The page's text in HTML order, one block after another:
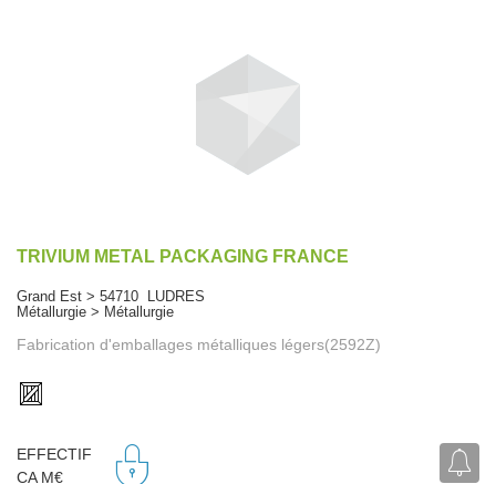
TRIVIUM METAL PACKAGING FRANCE
Grand Est > 54710 LUDRES
Métallurgie > Métallurgie
Fabrication d'emballages métalliques légers(2592Z)
EFFECTIF
CA M€